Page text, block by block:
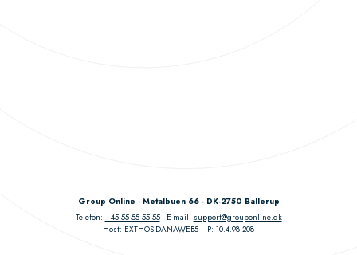
Group Online - Metalbuen 66 - DK-2750 Ballerup
Telefon: +45 55 55 55 55 E-mail: support@grouponline.dk
Host: EXTHOS-DANAWEB5 IP: 10.4.98.208